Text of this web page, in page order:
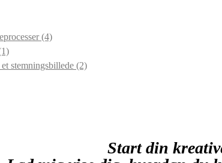
(4)
stemningsbillede (2)
Start din